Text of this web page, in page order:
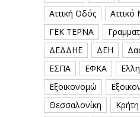
Αττική Οδός
Αττικό
ΓΕΚ ΤΕΡΝΑ
ΔΕΔΔΗΕ
ΔΕΗ
ΕΣΠΑ
ΕΦΚΑ
Εξοικονομώ
Θεσσαλονίκη
Κρήτη